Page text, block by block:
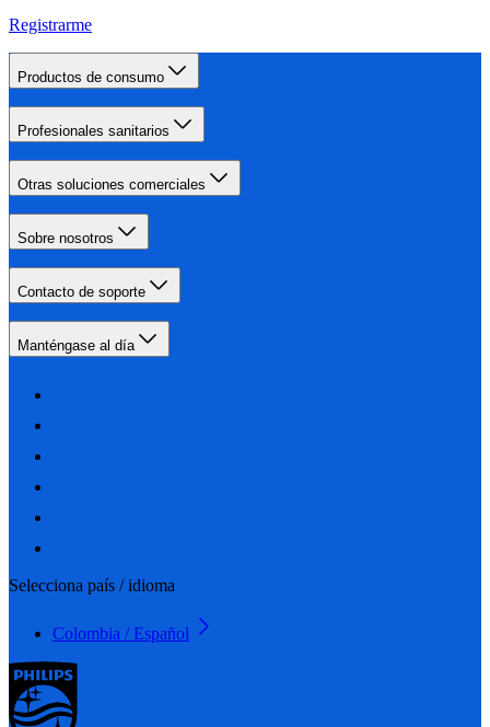
Registrarme
Productos de consumo
Profesionales sanitarios
Otras soluciones comerciales
Sobre nosotros
Contacto de soporte
Manténgase al día
Selecciona país / idioma
Colombia / Español